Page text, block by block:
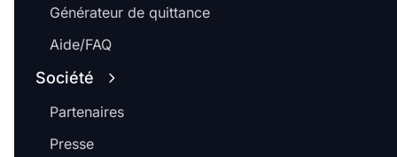
Générateur de quittance
Aide/FAQ
Société
Partenaires
Presse